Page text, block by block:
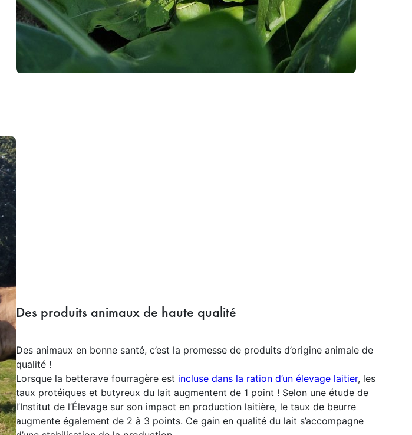
Des produits animaux de haute qualité
Des animaux en bonne santé, c’est la promesse de produits d’origine animale de
qualité !
Lorsque la betterave fourragère est incluse dans la ration d’un élevage laitier, les
taux protéiques et butyreux du lait augmentent de 1 point ! Selon une étude de
l’Institut de l’Élevage sur son impact en production laitière, le taux de beurre
augmente également de 2 à 3 points. Ce gain en qualité du lait s’accompagne